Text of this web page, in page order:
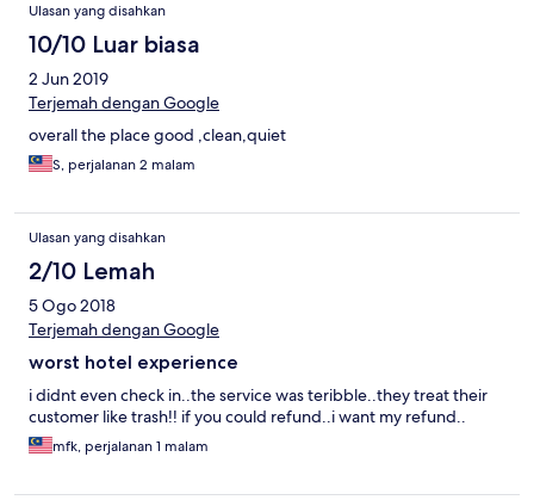
Ulasan yang disahkan
10/10 Luar biasa
2 Jun 2019
Terjemah dengan Google
overall the place good ,clean,quiet
S, perjalanan 2 malam
Ulasan yang disahkan
2/10 Lemah
5 Ogo 2018
Terjemah dengan Google
worst hotel experience
i didnt even check in..the service was teribble..they treat their
customer like trash!! if you could refund..i want my refund..
mfk, perjalanan 1 malam